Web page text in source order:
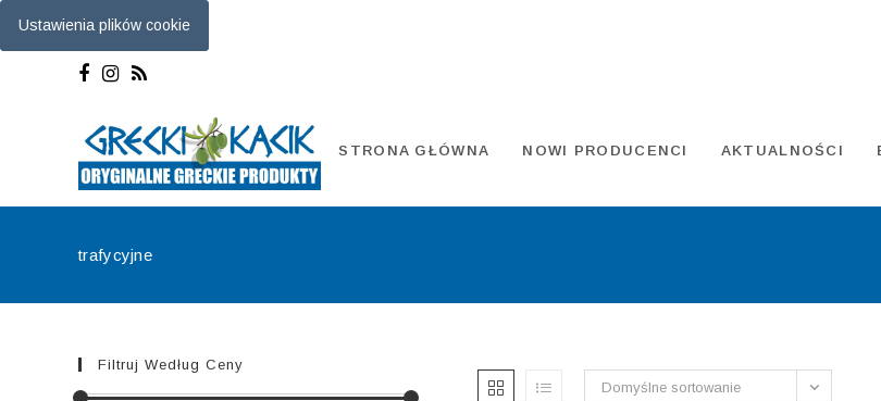
Ustawienia plików cookie
STRONA GŁÓWNA NOWI PRODUCENCI AKTUALNOŚCI
trafycyjne
Domyślne sortowanie
Filtruj Według Ceny